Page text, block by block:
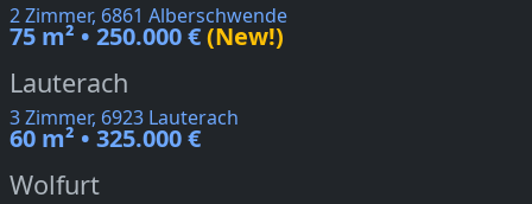
2 Zimmer, 6861 Alberschwende
75 m² • 250.000 €(New!)
Lauterach
3 Zimmer, 6923 Lauterach
60 m² • 325.000 €
Wolfurt